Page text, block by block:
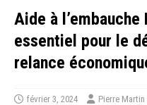
Aide à
essentiel pour le
relance
février 3, 2024 Pierre Martin